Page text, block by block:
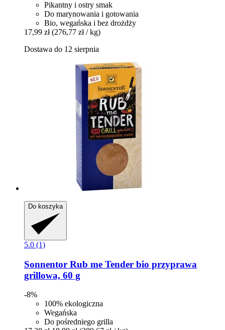
Pikantny i ostry smak
Do marynowania i gotowania
Bio, wegańska i bez drożdży
17,99 zł (276,77 zł / kg)
Dostawa do 12 sierpnia
Do koszyka
5.0 (1)
Sonnentor Rub me Tender bio przyprawa
grillowa, 60 g
-8%
100% ekologiczna
Wegańska
Do pośredniego grilla